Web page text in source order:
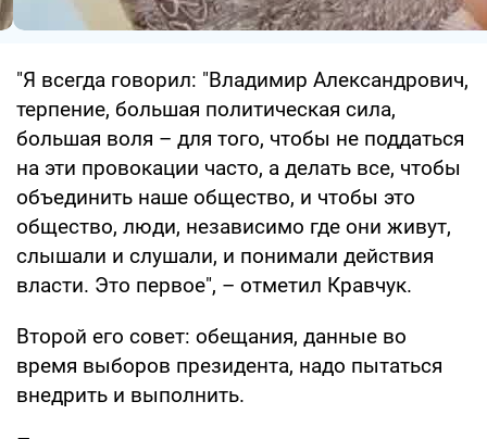
"Я всегда говорил: "Владимир Александрович,
терпение, большая политическая сила,
большая воля – для того, чтобы не поддаться
на эти провокации часто, а делать все, чтобы
объединить наше общество, и чтобы это
общество, люди, независимо где они живут,
слышали и слушали, и понимали действия
власти. Это первое", – отметил Кравчук.
Второй его совет: обещания, данные во
время выборов президента, надо пытаться
внедрить и выполнить.